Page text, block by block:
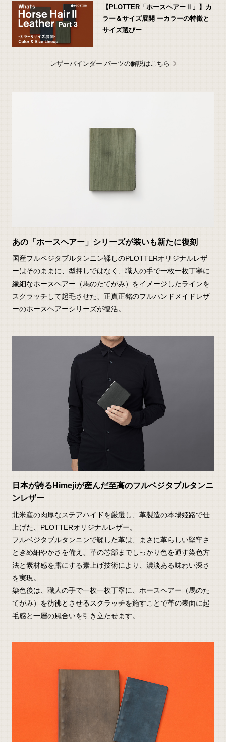
【PLOTTER「ホースヘアーⅡ」】カ
ラー＆サイズ展開 ーカラーの特徴と
サイズ選びー
レザーバインダー パーツの解説はこちら
あの「ホースヘアー」シリーズが装いも新たに復刻
国産フルベジタブルタンニン鞣しのPLOTTERオリジナルレザ
ーはそのままに、型押しではなく、職人の手で一枚一枚丁寧に
繊細なホースヘアー（馬のたてがみ）をイメージしたラインを
スクラッチして起毛させた、正真正銘のフルハンドメイドレザ
ーのホースヘアーシリーズが復活。
日本が誇るHimejiが産んだ至高のフルベジタブルタンニ
ンレザー
北米産の肉厚なステアハイドを厳選し、革製造の本場姫路で仕
上げた、PLOTTERオリジナルレザー。
フルベジタブルタンニンで鞣した革は、まさに革らしい堅牢さ
ときめ細やかさを備え、革の芯部までしっかり色を通す染色方
法と素材感を露にする素上げ技術により、濃淡ある味わい深さ
を実現。
染色後は、職人の手で一枚一枚丁寧に、ホースヘアー（馬のた
てがみ）を彷彿とさせるスクラッチを施すことで革の表面に起
毛感と一層の風合いを引き立たせます。